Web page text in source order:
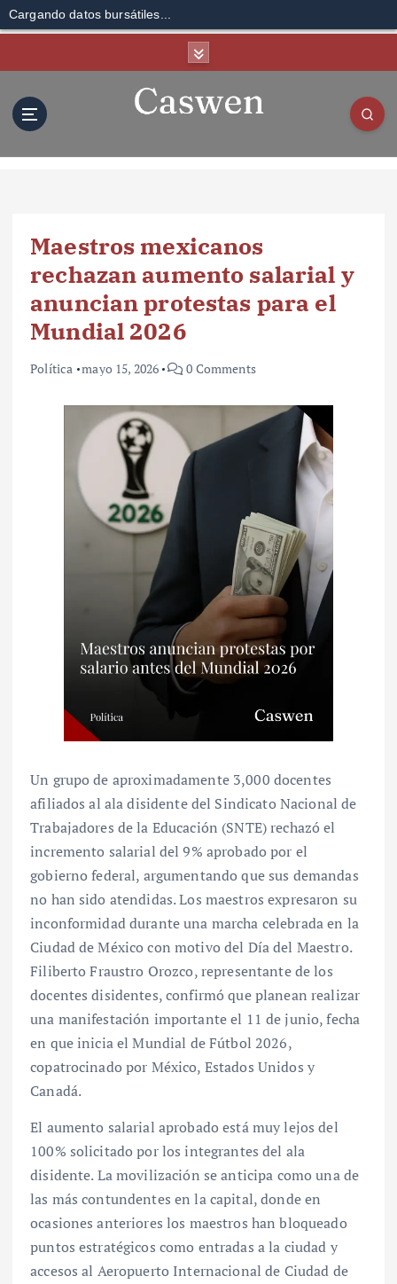
Cargando datos bursátiles...
Maestros mexicanos
rechazan aumento salarial y
anuncian protestas para el
Mundial 2026
Política mayo 15, 2026 0 Comments
Un grupo de aproximadamente 3,000 docentes
afiliados al ala disidente del Sindicato Nacional de
Trabajadores de la Educación (SNTE) rechazó el
incremento salarial del 9% aprobado por el
gobierno federal, argumentando que sus demandas
no han sido atendidas. Los maestros expresaron su
inconformidad durante una marcha celebrada en la
Ciudad de México con motivo del Día del Maestro.
Filiberto Fraustro Orozco, representante de los
docentes disidentes, confirmó que planean realizar
una manifestación importante el 11 de junio, fecha
en que inicia el Mundial de Fútbol 2026,
copatrocinado por México, Estados Unidos y
Canadá.
El aumento salarial aprobado está muy lejos del
100% solicitado por los integrantes del ala
disidente. La movilización se anticipa como una de
las más contundentes en la capital, donde en
ocasiones anteriores los maestros han bloqueado
puntos estratégicos como entradas a la ciudad y
accesos al Aeropuerto Internacional de Ciudad de